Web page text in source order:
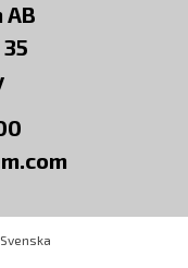
AB
Svenska